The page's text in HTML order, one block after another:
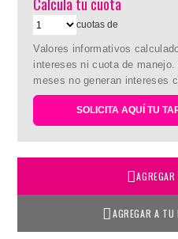
cuotas de
Valores informativos
intereses ni cuota de
meses no generan intereses
SOLICITA AQUÍ TU
AGREGAR A TU